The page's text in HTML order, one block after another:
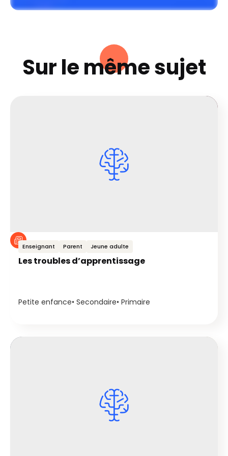
Sur le même sujet
Enseignant Parent Jeune adulte
Les troubles d’apprentissage
Petite enfance Secondaire Primaire